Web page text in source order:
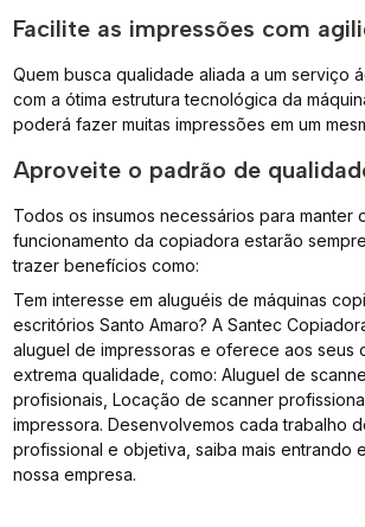
Facilite as impressões com
Quem busca qualidade aliada a um serviço
com a ótima estrutura tecnológica da
poderá fazer muitas impressões em um
Aproveite o padrão de
Todos os insumos necessários para manter
funcionamento da copiadora estarão
trazer benefícios como:
Tem interesse em aluguéis de máquinas
escritórios Santo Amaro? A Santec
aluguel de impressoras e oferece aos seus
extrema qualidade, como: Aluguel de
profisionais, Locação de scanner
impressora. Desenvolvemos cada trabalho
profissional e objetiva, saiba mais entrando
nossa empresa.